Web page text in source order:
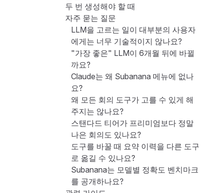
두 번 생성해야 할 때
자주 묻는 질문
LLM을 고르는 일이 대부분의 사용자
에게는 너무 기술적이지 않나요?
"가장 좋은" LLM이 6개월 뒤에 바뀔
까요?
Claude는 왜 Subanana 메뉴에 없나
요?
왜 모든 회의 도구가 고를 수 있게 해
주지는 않나요?
스탠다드 티어가 프리미엄보다 정말
나은 회의도 있나요?
도구를 바꿀 때 요약 이력을 다른 도구
로 옮길 수 있나요?
Subanana는 모델별 정확도 벤치마크
를 공개하나요?